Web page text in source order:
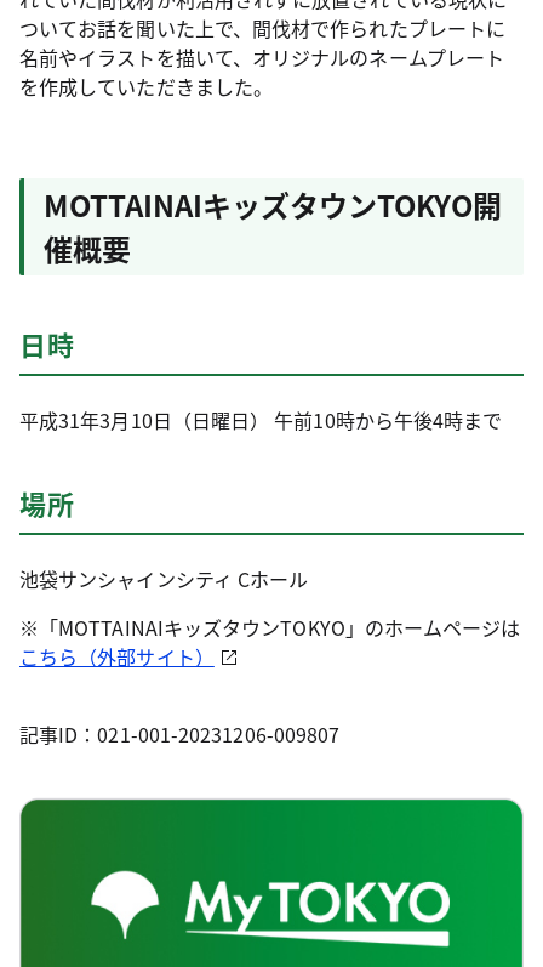
ついてお話を聞いた上で、間伐材で作られたプレートに
名前やイラストを描いて、オリジナルのネームプレート
を作成していただきました。
MOTTAINAIキッズタウンTOKYO開
催概要
日時
平成31年3月10日（日曜日） 午前10時から午後4時まで
場所
池袋サンシャインシティ Cホール
※「MOTTAINAIキッズタウンTOKYO」のホームページは
こちら（外部サイト）
記事ID：021-001-20231206-009807